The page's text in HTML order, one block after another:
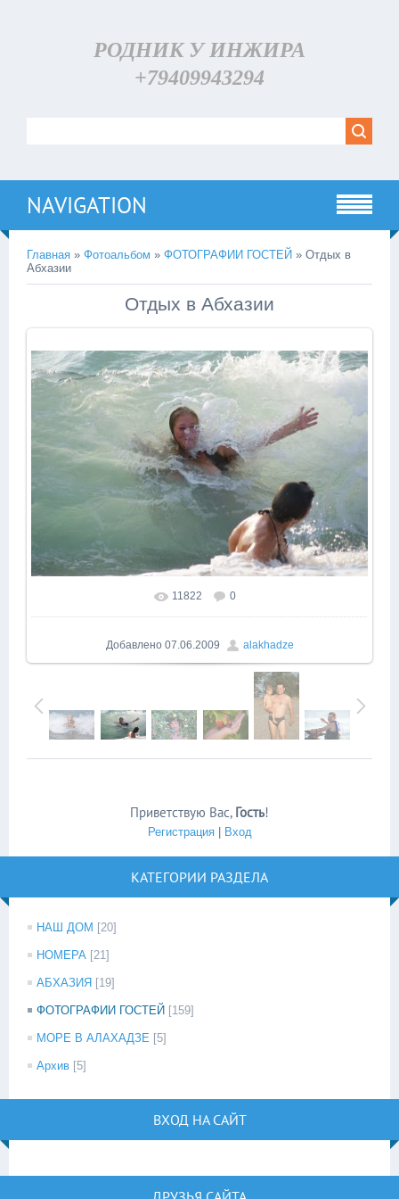
РОДНИК У ИНЖИРА
+79409943294
NAVIGATION
Главная » Фотоальбом » ФОТОГРАФИИ ГОСТЕЙ » Отдых в
Абхазии
Отдых в Абхазии
В реальном размере 1000x669
11822 0
Добавлено 07.06.2009 alakhadze
Приветствую Вас, Гость!
Регистрация| Вход
КАТЕГОРИИ РАЗДЕЛА
НАШ ДОМ [20]
НОМЕРА [21]
АБХАЗИЯ [19]
ФОТОГРАФИИ ГОСТЕЙ [159]
МОРЕ В АЛАХАДЗЕ [5]
Архив [5]
ВХОД НА САЙТ